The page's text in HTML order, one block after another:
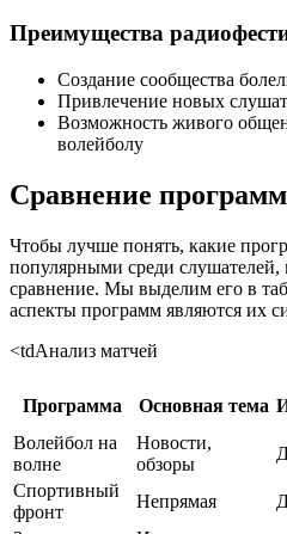
Преимущества
Создание сообщества
Привлечение новых
Возможность живого
волейболу
Сравнение
Чтобы лучше понять, какие
популярными среди
сравнение. Мы выделим его в
аспекты программ являются их
<tdАнализ матчей
Программа Основная тема
Волейбол на
волне
Новости,
обзоры
Спортивный
фронт
Непрямая